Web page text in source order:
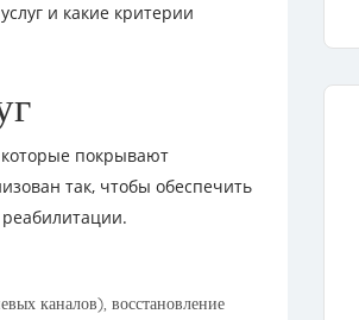
и какие критерии
покрывают
так, чтобы обеспечить
каналов), восстановление